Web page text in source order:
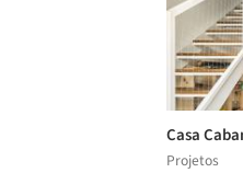
Casa
Projetos